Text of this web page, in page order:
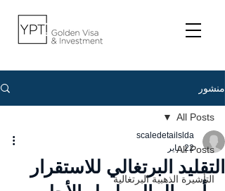
منشور
All Posts
التأشيرة الذهبية البرتغالية
All Posts
التقليد البرتغالي للاستقرار
scaledetailslda
22 يناير